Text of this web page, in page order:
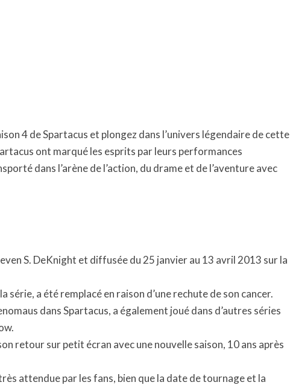
4 de Spartacus et plongez dans l’univers légendaire de cette
ont marqué les esprits par leurs performances
dans l’arène de l’action, du drame et de l’aventure avec
S. DeKnight et diffusée du 25 janvier au 13 avril 2013 sur la
série, a été remplacé en raison d’une rechute de son cancer.
dans Spartacus, a également joué dans d’autres séries
retour sur petit écran avec une nouvelle saison, 10 ans après
attendue par les fans, bien que la date de tournage et la